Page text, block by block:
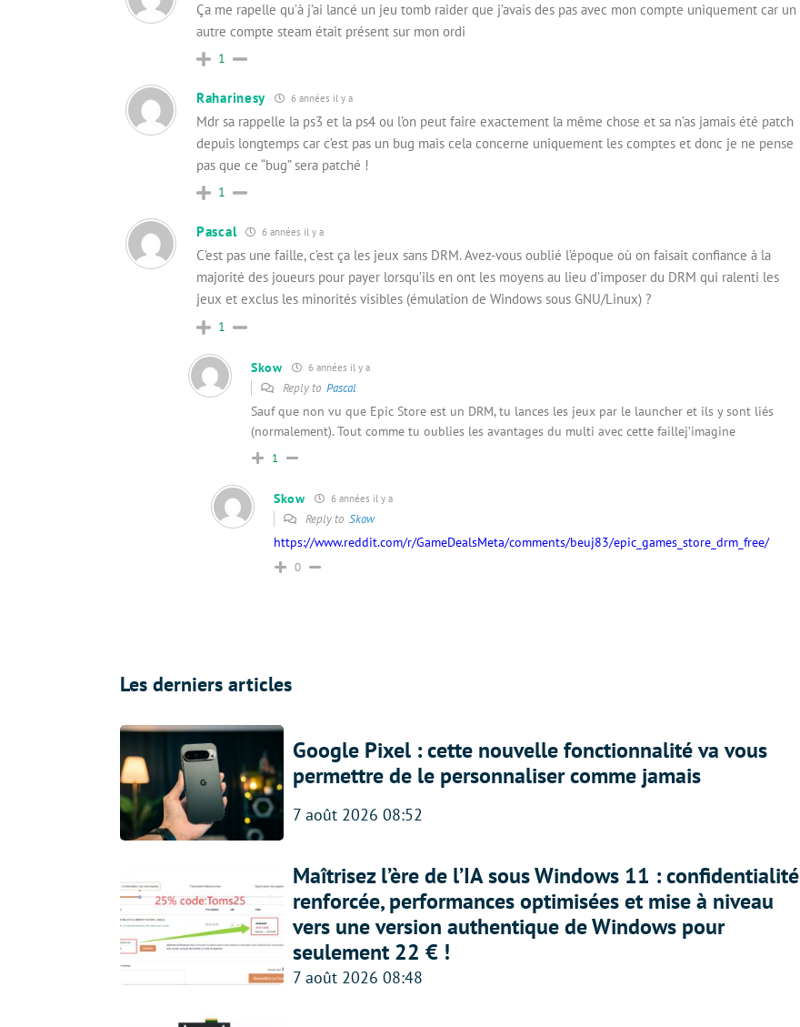
Ça me rapelle qu’à j’ai lancé un jeu tomb raider que j’avais des pas avec mon compte uniquement car un
autre compte steam était présent sur mon ordi
1
Raharinesy 6 années il y a
Mdr sa rappelle la ps3 et la ps4 ou l’on peut faire exactement la même chose et sa n’as jamais été patch
depuis longtemps car c’est pas un bug mais cela concerne uniquement les comptes et donc je ne pense
pas que ce “bug” sera patché !
1
Pascal 6 années il y a
C’est pas une faille, c’est ça les jeux sans DRM. Avez-vous oublié l’époque où on faisait confiance à la
majorité des joueurs pour payer lorsqu’ils en ont les moyens au lieu d’imposer du DRM qui ralenti les
jeux et exclus les minorités visibles (émulation de Windows sous GNU/Linux) ?
1
Skow 6 années il y a
Reply to Pascal
Sauf que non vu que Epic Store est un DRM, tu lances les jeux par le launcher et ils y sont liés
(normalement). Tout comme tu oublies les avantages du multi avec cette faillej’imagine
1
Skow 6 années il y a
Reply to Skow
https://www.reddit.com/r/GameDealsMeta/comments/beuj83/epic_games_store_drm_free/
0
Les derniers articles
Google Pixel : cette nouvelle fonctionnalité va vous
permettre de le personnaliser comme jamais
7 août 2026 08:52
Maîtrisez l’ère de l’IA sous Windows 11 : confidentialité
renforcée, performances optimisées et mise à niveau
vers une version authentique de Windows pour
seulement 22 € !
7 août 2026 08:48